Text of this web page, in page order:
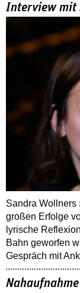
Interview mit
Sandra Wollners
großen Erfolge
lyrische
Bahn geworfen
Gespräch mit